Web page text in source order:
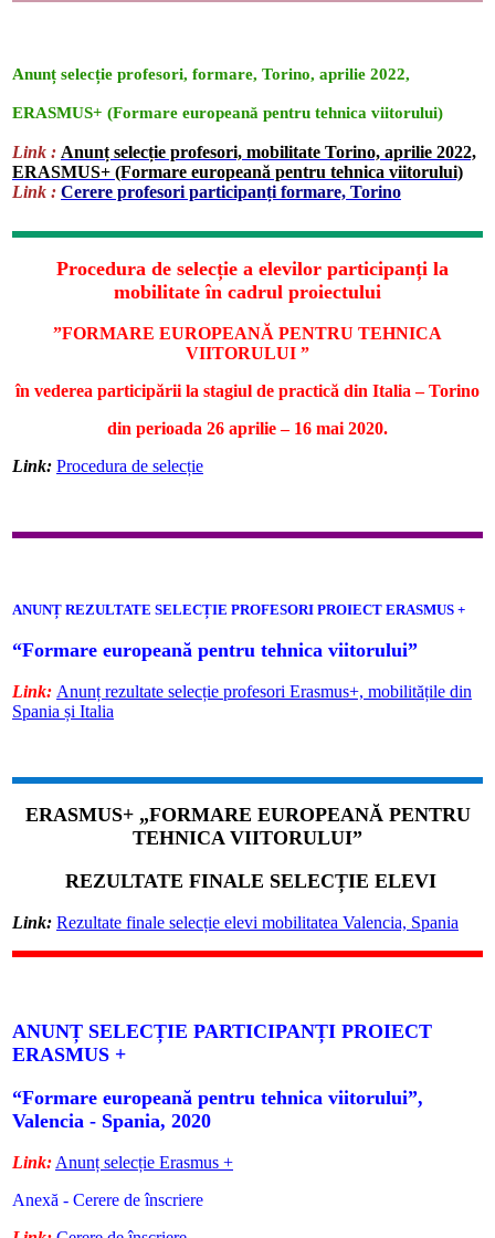
Anunț selecție profesori, formare, Torino, aprilie 2022,
ERASMUS+ (Formare europeană pentru tehnica viitorului)
Link : Anunț selecție profesori, mobilitate Torino, aprilie 2022,
ERASMUS+ (Formare europeană pentru tehnica viitorului)
Link : Cerere profesori participanți formare, Torino
Procedura de selecție a elevilor participanți la
mobilitate în cadrul proiectului
”FORMARE EUROPEANĂ PENTRU TEHNICA
VIITORULUI ”
în vederea participării la stagiul de practică din Italia – Torino
din perioada 26 aprilie – 16 mai 2020.
Link: Procedura de selecție
ANUNȚ REZULTATE SELECȚIE PROFESORI PROIECT ERASMUS +
“Formare europeană pentru tehnica viitorului”
Link: Anunț rezultate selecție profesori Erasmus+, mobilitățile din
Spania și Italia
ERASMUS+ „FORMARE EUROPEANĂ PENTRU
TEHNICA VIITORULUI”
REZULTATE FINALE SELECȚIE ELEVI
Link: Rezultate finale selecție elevi mobilitatea Valencia, Spania
ANUNȚ SELECȚIE PARTICIPANȚI PROIECT
ERASMUS +
“Formare europeană pentru tehnica viitorului”,
Valencia - Spania, 2020
Link: Anunț selecție Erasmus +
Anexă - Cerere de înscriere